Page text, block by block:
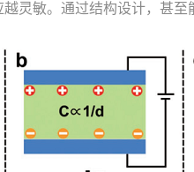
灵敏。通过结构设计，甚至